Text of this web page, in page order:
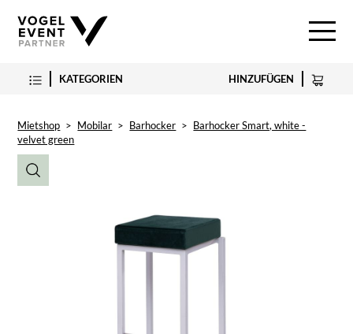
KATEGORIEN HINZUFÜGEN
Mietshop > Mobilar > Barhocker > Barhocker Smart, white -
velvet green